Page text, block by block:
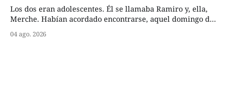
Los dos eran adolescentes. Él se llamaba Ramiro y, ella,
Merche. Habían acordado encontrarse, aquel domingo de
lugar del río que debía este nombre a la pronunciada
04 ago. 2026